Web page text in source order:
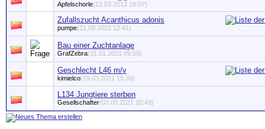
Apfelschorle(12.03.2012 18:07)
Zufallszucht Acanthicus adonis
pumpe(21.08.2021 12:41)
Bau einer Zuchtanlage
GrafZebra(31.01.2021 09:50)
Geschlecht L46 m/v
kimielco(19.03.2021 15:39)
L134 Jungtiere sterben
Gesellschafter(02.03.2021 20:49)